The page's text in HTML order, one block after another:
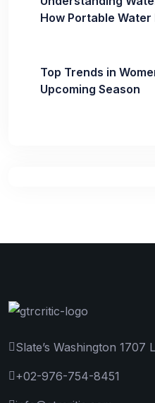
How Portable
Top Trends in
Upcoming Season
Slate’s Washington 1707
+02-976-754-8451